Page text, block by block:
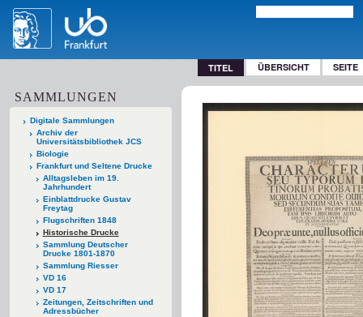
TITEL ÜBERSICHT SEITE
SAMMLUNGEN
Digitale Sammlungen
Archiv der
Universitätsbibliothek JCS
Biologie
Frankfurt und Seltene Drucke
Alltagsleben im 19.
Jahrhundert
Einblattdrucke Gustav
Freytag
Flugschriften 1848
Historische Drucke
Sammlung Deutscher
Drucke 1801-1870
Sammlung Riesser
VD 16
VD 17
Zeitungen, Zeitschriften und
Adressbücher